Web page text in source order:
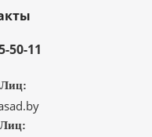
50-11